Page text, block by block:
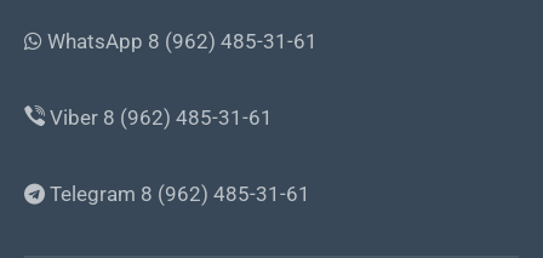
WhatsApp 8 (962) 485-31-61
Viber 8 (962) 485-31-61
Telegram 8 (962) 485-31-61